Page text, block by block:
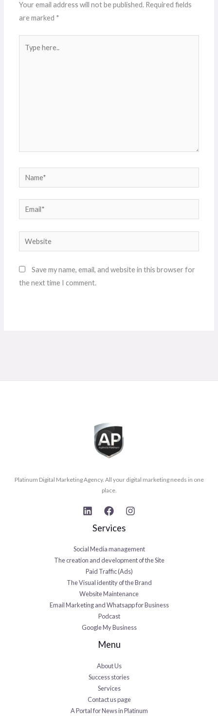
Your email address will not be published. Required fields
are marked *
here..
Name*
Email*
Website
Save my name, email, and website in this browser for
the next time I comment.
Platinum Digital Marketing Agency. All your digital marketing needs in one
place.
Services
Social Media management
The creation and development of the Site
Paid Traffic (Ads)
The Visual identity of the Brand
Website Maintenance
Email Marketing and Whatsapp for Business
Podcast
Google My Business
Menu
About Us
Success stories
Services
Contact us page
A Portal for News in Platinum